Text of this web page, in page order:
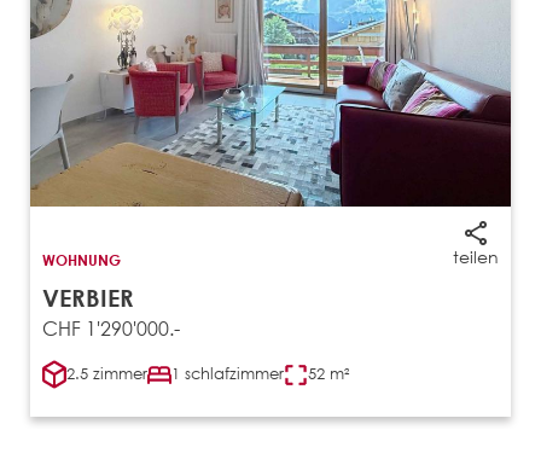
teilen
WOHNUNG
VERBIER
CHF 1'290'000.-
2.5 zimmer 1 schlafzimmer 52 m²